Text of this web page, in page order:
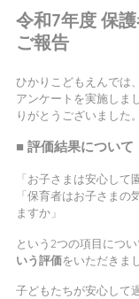
令和7年度 保
ご報告
ひかりこどもえんでは
アンケートを実施しま
りがとうございました。
■ 評価結果について
「お子さまは安心して
「保育者はお子さま
ますか」
という2つの項目につい
いう評価をいただきま
子どもたちが安心して